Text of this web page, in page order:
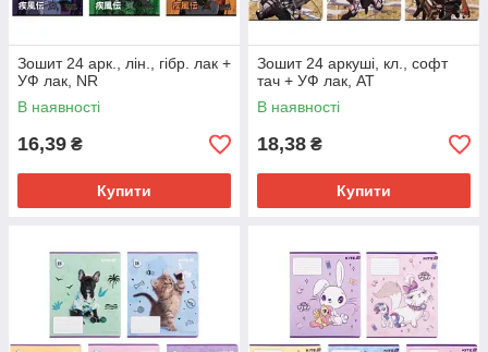
Зошит 24 арк., лін., гібр. лак +
УФ лак, NR
В наявності
16,39 ₴
Купити
Зошит 24 аркуші, кл., софт
тач + УФ лак, AT
В наявності
18,38 ₴
Купити